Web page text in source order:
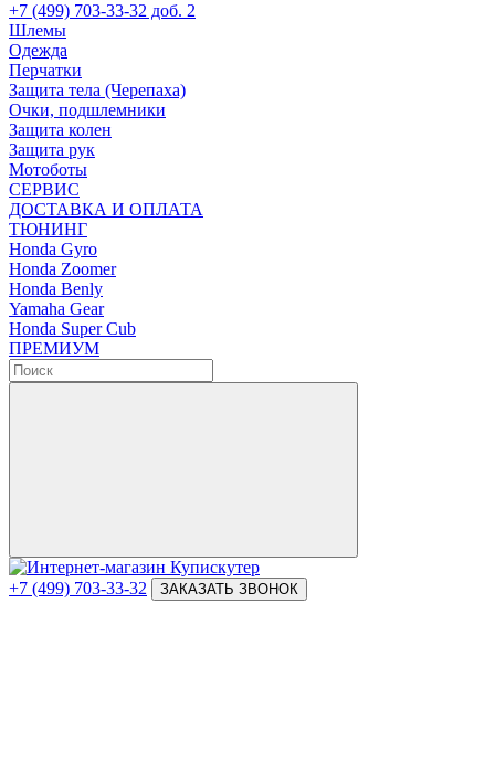
+7 (499) 703-33-32 доб. 2
Шлемы
Одежда
Перчатки
Защита тела (Черепаха)
Очки, подшлемники
Защита колен
Защита рук
Мотоботы
СЕРВИС
ДОСТАВКА И ОПЛАТА
ТЮНИНГ
Honda Gyro
Honda Zoomer
Honda Benly
Yamaha Gear
Honda Super Cub
ПРЕМИУМ
+7 (499) 703-33-32 ЗАКАЗАТЬ ЗВОНОК